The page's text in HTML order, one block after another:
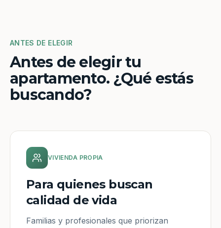
ANTES DE ELEGIR
Antes de elegir tu
apartamento. ¿Qué estás
buscando?
VIVIENDA PROPIA
Para quienes buscan
calidad de vida
Familias y profesionales que priorizan